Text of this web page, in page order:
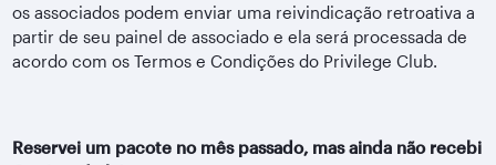
os associados podem enviar uma reivindicação retroativa a
partir de seu painel de associado e ela será processada de
acordo com os Termos e Condições do Privilege Club.
Reservei um pacote no mês passado, mas ainda não recebi